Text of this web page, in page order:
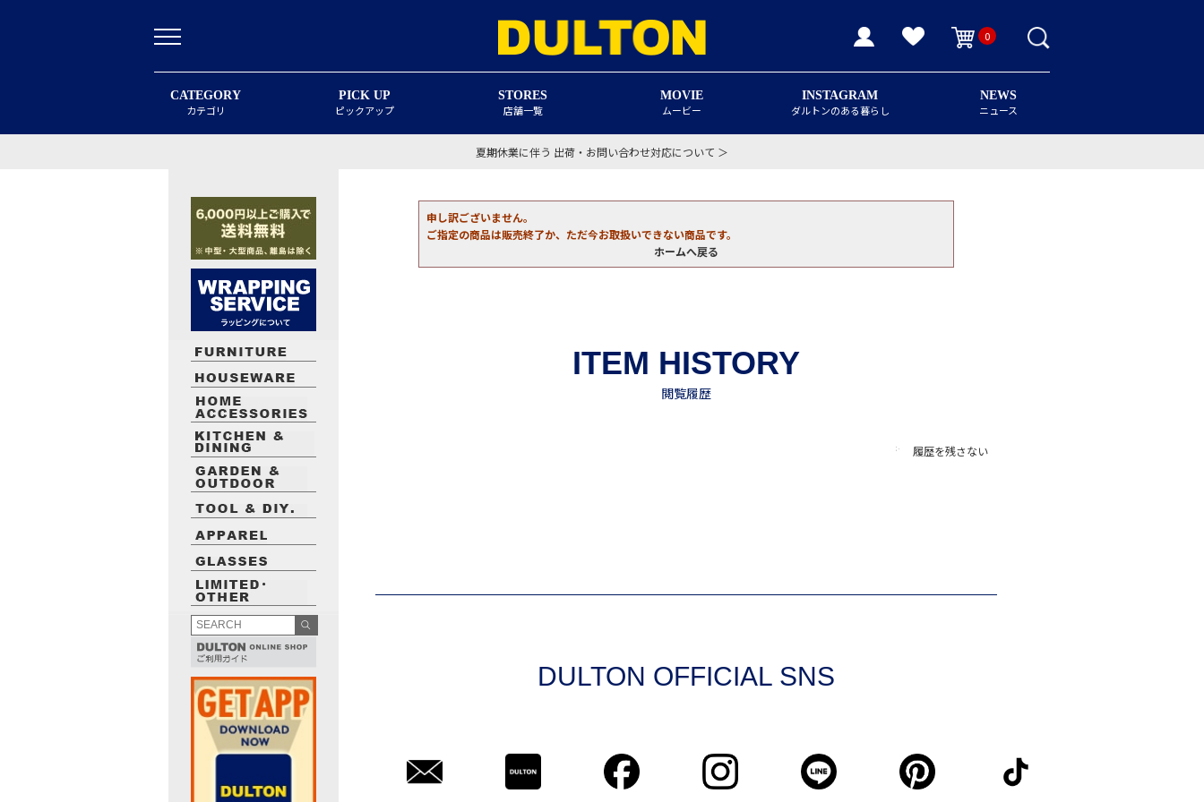
0
CATEGORY
カテゴリ
PICK UP
ピックアップ
STORES
店舗一覧
MOVIE
ムービー
INSTAGRAM
ダルトンのある暮らし
NEWS
ニュース
夏期休業に伴う 出荷・お問い合わせ対応について ＞
申し訳ございません。
ご指定の商品は販売終了か、ただ今お取扱いできない商品です。
ホームへ戻る
履歴を残さない
DULTON OFFICIAL SNS